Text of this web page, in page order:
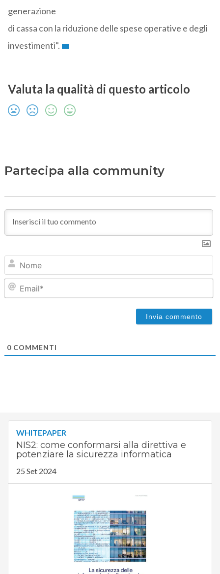
generazione
di cassa con la riduzione delle spese operative e degli
investimenti".
Valuta la qualità di questo articolo
Partecipa alla community
0COMMENTI
WHITEPAPER
NIS2: come conformarsi alla direttiva e
potenziare la sicurezza informatica
25 Set 2024